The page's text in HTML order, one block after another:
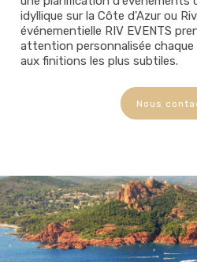
idyllique sur la Côte d'Azur ou
événementielle RIV EVENTS
attention personnalisée chaque
aux finitions les plus subtiles.
Nous